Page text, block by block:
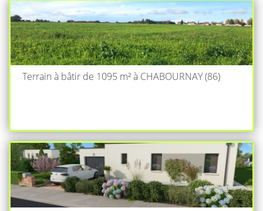
Terrain à bâtir de 1095 m² à CHABOURNAY (86)